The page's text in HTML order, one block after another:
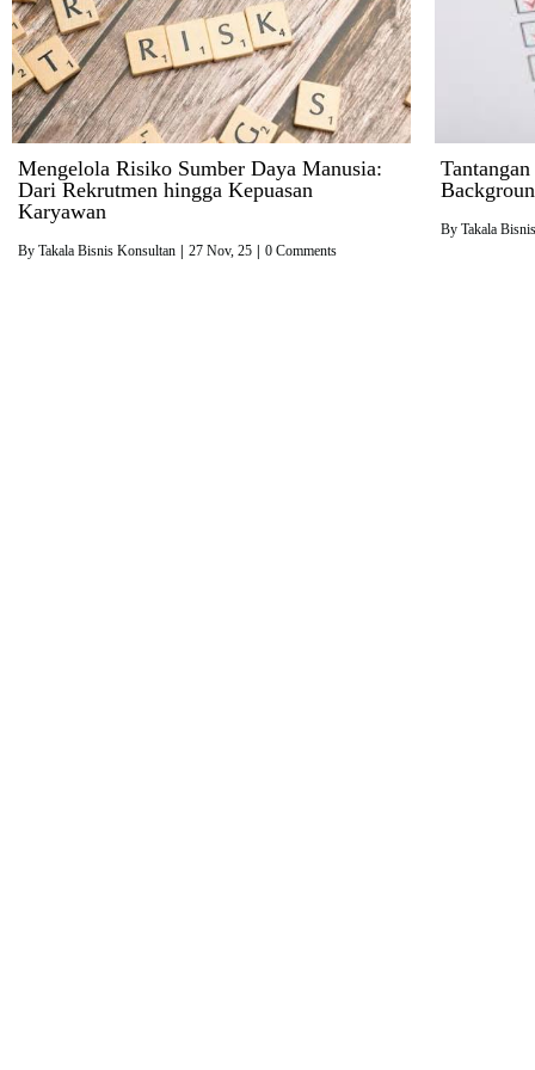
Mengelola Risiko Sumber Daya Manusia:
Dari Rekrutmen hingga Kepuasan
Karyawan
By Takala Bisnis Konsultan 27 Nov, 25 0 Comments
By Takala